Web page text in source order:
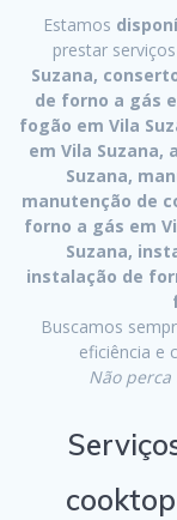
Estamos
prestar
Suzana,
de forno a gás
fogão em Vila
em Vila
Suzana,
manutenção de
forno a gás em
Suzana,
instalação de
Buscamos
eficiência e
Não